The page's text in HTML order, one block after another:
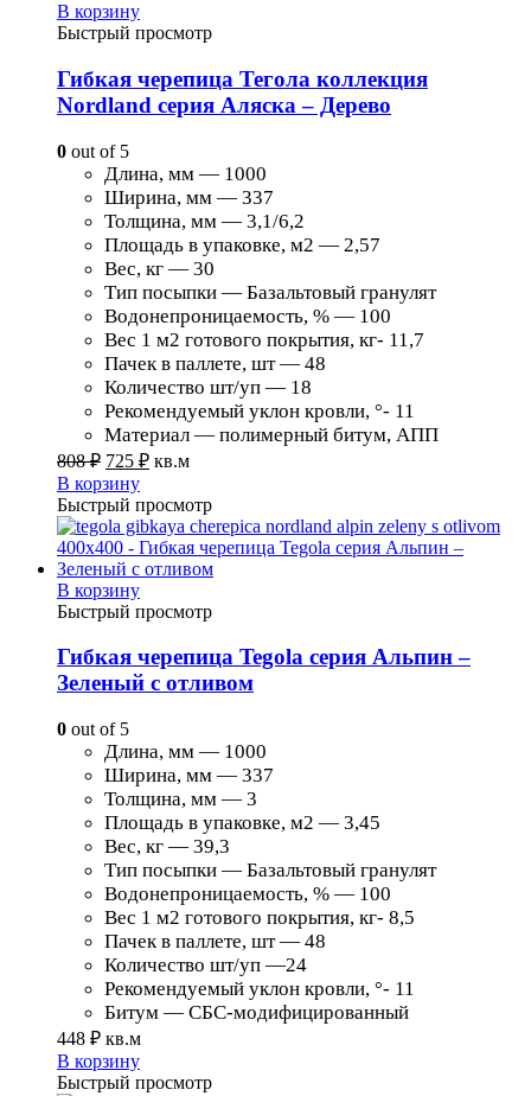
В корзину
Быстрый просмотр
Гибкая черепица Тегола коллекция
Nordland серия Аляска – Дерево
0 out of 5
Длина, мм — 1000
Ширина, мм — 337
Толщина, мм — 3,1/6,2
Площадь в упаковке, м2 — 2,57
Вес, кг — 30
Тип посыпки — Базальтовый гранулят
Водонепроницаемость, % — 100
Вес 1 м2 готового покрытия, кг- 11,7
Пачек в паллете, шт — 48
Количество шт/уп — 18
Рекомендуемый уклон кровли, °- 11
Материал — полимерный битум, АПП
808₽ 725 ₽ кв.м
В корзину
Быстрый просмотр
В корзину
Быстрый просмотр
Гибкая черепица Tegola серия Альпин –
Зеленый с отливом
0 out of 5
Длина, мм — 1000
Ширина, мм — 337
Толщина, мм — 3
Площадь в упаковке, м2 — 3,45
Вес, кг — 39,3
Тип посыпки — Базальтовый гранулят
Водонепроницаемость, % — 100
Вес 1 м2 готового покрытия, кг- 8,5
Пачек в паллете, шт — 48
Количество шт/уп —24
Рекомендуемый уклон кровли, °- 11
Битум — СБС-модифицированный
448 ₽ кв.м
В корзину
Быстрый просмотр